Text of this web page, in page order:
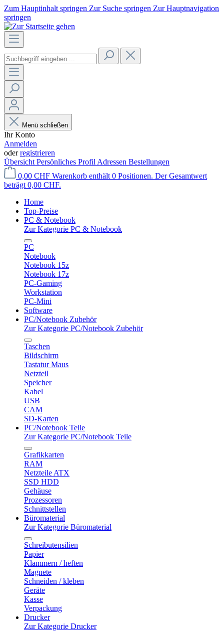
Zum Hauptinhalt springen Zur Suche springen Zur Hauptnavigation
springen
Menü schließen
Ihr Konto
Anmelden
oderregistrieren
Übersicht Persönliches Profil Adressen Bestellungen
0,00 CHF Warenkorb enthält 0 Positionen. Der Gesamtwert
beträgt 0,00 CHF.
Home
Top-Preise
PC & Notebook
Zur Kategorie PC & Notebook
PC
Notebook
Notebook 15z
Notebook 17z
PC-Gaming
Workstation
PC-Mini
Software
PC/Notebook Zubehör
Zur Kategorie PC/Notebook Zubehör
Taschen
Bildschirm
Tastatur Maus
Netzteil
Speicher
Kabel
USB
CAM
SD-Karten
PC/Notebook Teile
Zur Kategorie PC/Notebook Teile
Grafikkarten
RAM
Netzteile ATX
SSD HDD
Gehäuse
Prozessoren
Schnittstellen
Büromaterial
Zur Kategorie Büromaterial
Schreibutensilien
Papier
Klammern / heften
Magnete
Schneiden / kleben
Geräte
Kasse
Verpackung
Drucker
Zur Kategorie Drucker